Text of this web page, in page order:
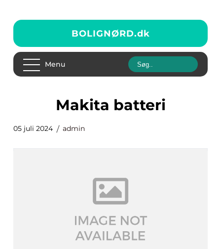
BOLIGNØRD.dk
Menu
makita batteri
05 juli 2024 admin